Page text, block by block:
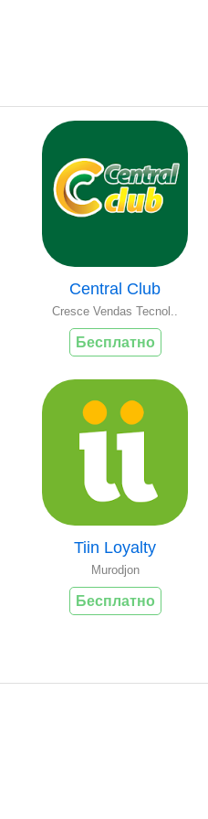
Central Club
Cresce Vendas Tecnol..
Бесплатно
Tiin Loyalty
Murodjon
Бесплатно